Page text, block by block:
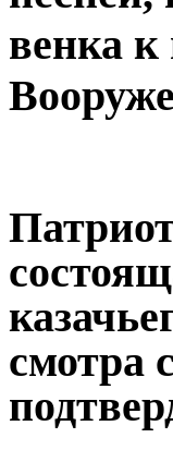
венка к
смотра